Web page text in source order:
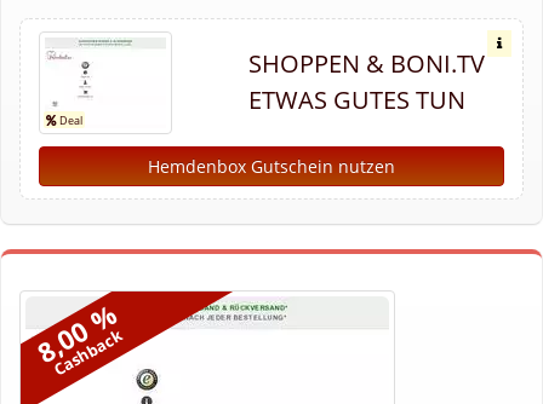
SHOPPEN & BONI.TV
ETWAS GUTES TUN
Hemdenbox Gutschein nutzen
8,00 %
Cashback